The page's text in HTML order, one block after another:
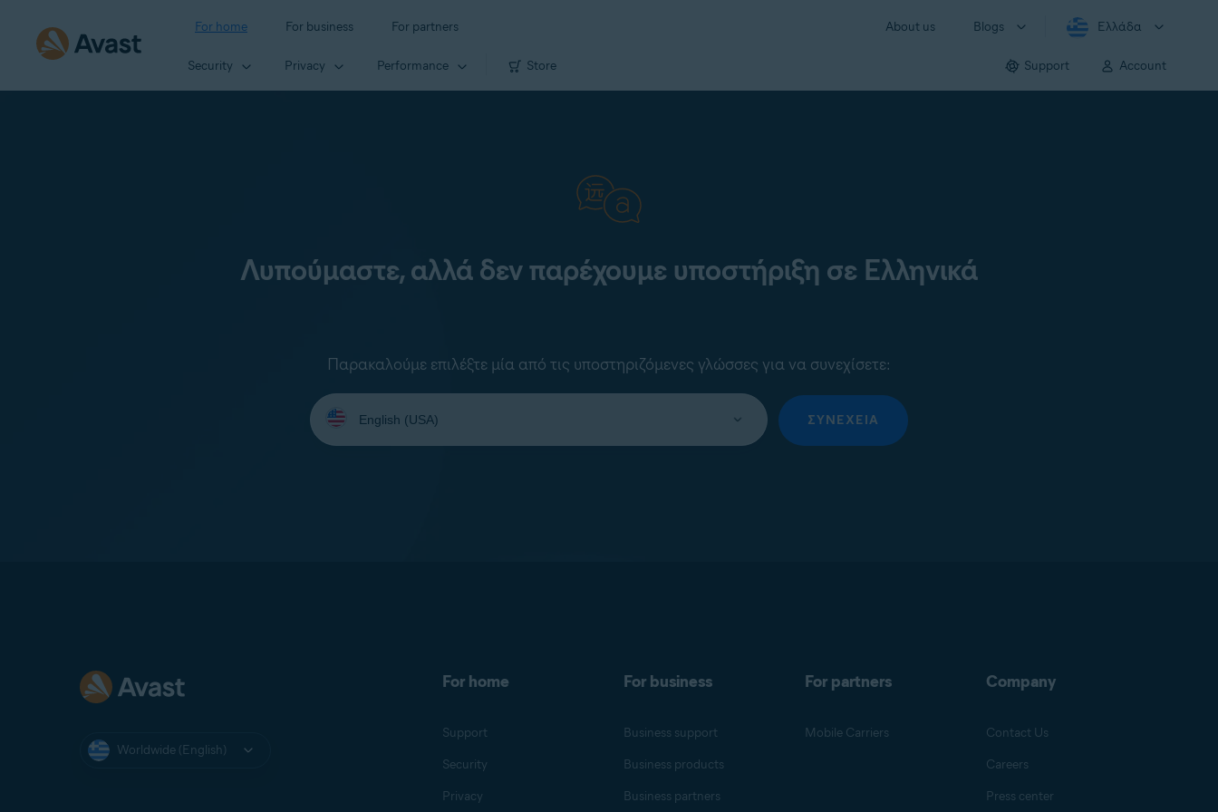
For home For business For partners About us Blogs Ελλάδα
Security Privacy Performance Store Support Account
Λυπούμαστε, αλλά δεν παρέχουμε υποστήριξη σε Ελληνικά
Παρακαλούμε επιλέξτε μία από τις υποστηριζόμενες γλώσσες για να συνεχίσετε:
Select
your
language:
ΣΥΝΈΧΕΙΑ
Worldwide (English)
For home
Support
Security
Privacy
For business
Business support
Business products
Business partners
For partners
Mobile Carriers
Company
Contact Us
Careers
Press center